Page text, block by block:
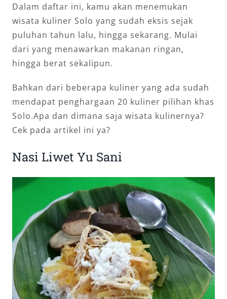
Dalam daftar ini, kamu akan menemukan
wisata kuliner Solo yang sudah eksis sejak
puluhan tahun lalu, hingga sekarang. Mulai
dari yang menawarkan makanan ringan,
hingga berat sekalipun.
Bahkan dari beberapa kuliner yang ada sudah
mendapat penghargaan 20 kuliner pilihan khas
Solo.Apa dan dimana saja wisata kulinernya?
Cek pada artikel ini ya?
Nasi Liwet Yu Sani